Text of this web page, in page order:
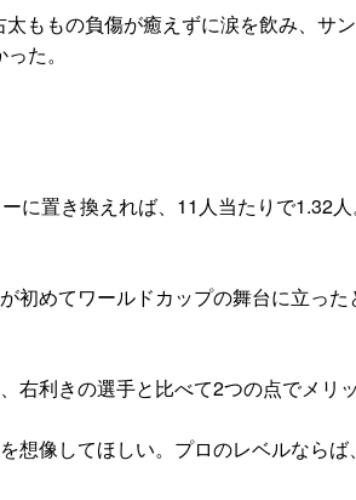
ももの負傷が癒えずに涙を飲み、サ
た。
置き換えれば、11人当たりで1.32
めてワールドカップの舞台に立っ
利きの選手と比べて2つの点でメリ
像してほしい。プロのレベルなら